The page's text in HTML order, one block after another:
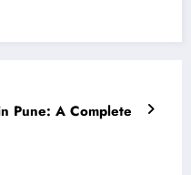
Pune: A Complete